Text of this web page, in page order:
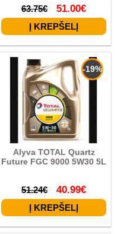
63.75€ 51.00€
-19%
Alyva TOTAL Quartz
Future FGC 9000 5W30 5L
51.24€ 40.99€